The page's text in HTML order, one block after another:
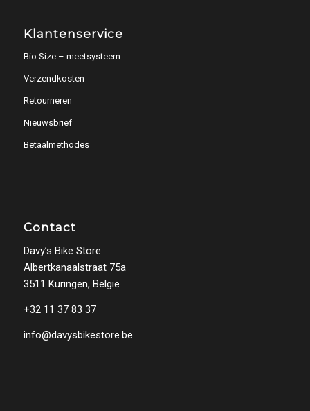
Klantenservice
Bio Size – meetsysteem
Verzendkosten
Retourneren
Nieuwsbrief
Betaalmethodes
Contact
Davy’s Bike Store
Albertkanaalstraat 75a
3511 Kuringen, België
+32 11 37 83 37
info@davysbikestore.be